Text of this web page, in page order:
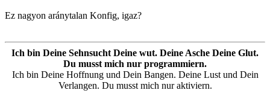
Ez nagyon aránytalan Konfig, igaz?
Ich bin Deine Sehnsucht Deine wut. Deine Asche Deine Glut.
Du musst mich nur programmiern.
Ich bin Deine Hoffnung und Dein Bangen. Deine Lust und Dein
Verlangen. Du musst mich nur aktiviern.